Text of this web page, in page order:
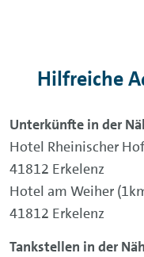
Hilfreiche
Unterkünfte in der
Hotel Rheinischer
41812 Erkelenz
Hotel am Weiher
41812 Erkelenz
Tankstellen in der